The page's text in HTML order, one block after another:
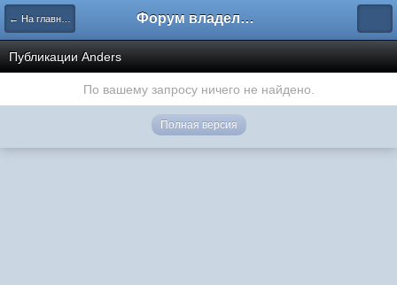
← На главную Форум владельцев интернет-магазинов
Публикации Anders
По вашему запросу ничего не найдено.
Полная версия